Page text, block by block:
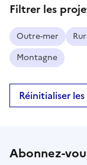
Filtrer les
Outre-mer
Montagne
Réinitialiser
Abonnez-